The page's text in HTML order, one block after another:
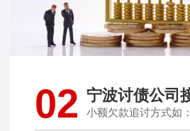
02 宁波讨债公司
小额欠款追讨方式如